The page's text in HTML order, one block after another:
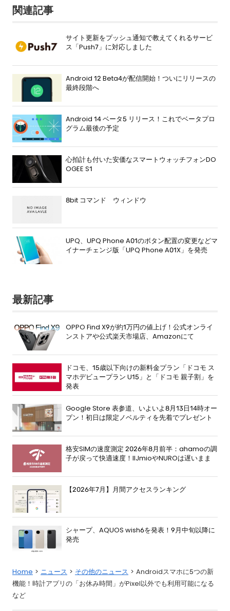
関連記事
サイト更新をプッシュ通知で教えてくれるサービ
ス「Push7」に対応しました
Android 12 Beta4が配信開始！ついにリリースの
最終段階へ
Android 14 ベータ5 リリース！これでベータプロ
グラム最後の予定
心拍計も付いた安価なスマートウォッチフォンDO
OGEE S1
8bit コマンド ウィンドウ
UPQ、UPQ Phone A01のボタン配置の変更などマ
イナーチェンジ版「UPQ Phone A01X」を発売
最新記事
OPPO Find X9が約1万円の値上げ！公式オンライ
ンストアや公式楽天市場店、Amazonにて
ドコモ、15歳以下向けの新料金プラン「ドコモ ス
マホデビュープラン U15」と「ドコモ 親子割」を
発表
Google Store 表参道、いよいよ8月13日14時オー
プン！初日は限定ノベルティを先着でプレゼント
格安SIMの速度測定 2026年8月前半：ahamoの調
子が戻って快適速度！IIJmioやNUROは遅いまま
【2026年7月】月間アクセスランキング
シャープ、AQUOS wish6を発表！9月中旬以降に
発売
Home ニュース その他のニュース
Androidスマホに5つの新
機能！時計アプリの「お休み時間」がPixel以外でも利用可能になる
など